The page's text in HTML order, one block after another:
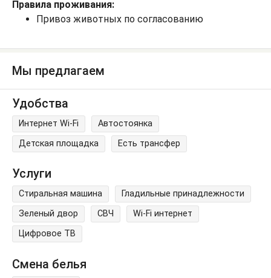
Правила проживания:
Привоз животных по согласованию
Мы предлагаем
Удобства
Интернет Wi-Fi
Автостоянка
Детская площадка
Есть трансфер
Услуги
Стиральная машина
Гладильные принадлежности
Зеленый двор
СВЧ
Wi-Fi интернет
Цифровое ТВ
Смена белья